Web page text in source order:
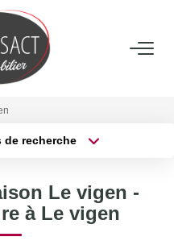
de recherche
Surface min
Le vigen -
à Le vigen